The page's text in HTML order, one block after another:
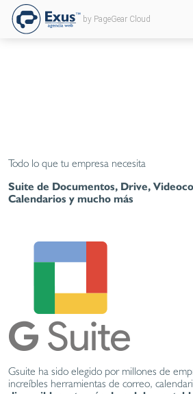
by PageGear Cloud
Todo lo que tu empresa necesita
Suite de Documentos, Drive,
Calendarios y mucho más
Gsuite ha sido elegido por millones de
increíbles herramientas de correo,